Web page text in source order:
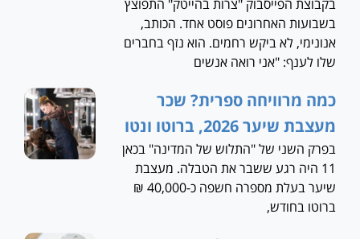
בקבוצת הפייסבוק "צרות בהייטק" התפוצץ
בשבועות האחרונים פוסט אחד. הכותב,
אנונימי, לא ביקש רחמים. הוא נזף בחברים
שלו לענף: "אני רואה אנשים
כמה מרוויחה ספרית? שכר
מעצבת שיער 2026, ברוטו ונטו
בפרק השני של "התלוש של המדינה" בכאן
11 היה רגע ששבר את הטבלה. מעצבת
שיער בעלת מספרה חשפה כ-40,000 ₪
ברוטו בחודש,